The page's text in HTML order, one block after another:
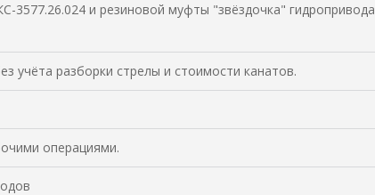
и резиновой муфты "звёздочка" гидропривода
учёта разборки стрелы и стоимости канатов.
операциями.